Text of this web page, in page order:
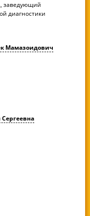
заведующий
диагностики
Мамазоидович